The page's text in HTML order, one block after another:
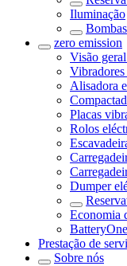
Iluminação
Bombas
zero emission
Visão geral
Alisadora
Placas
Rolos
Dumper
Economia
BatteryOne
Prestação de
Sobre nós